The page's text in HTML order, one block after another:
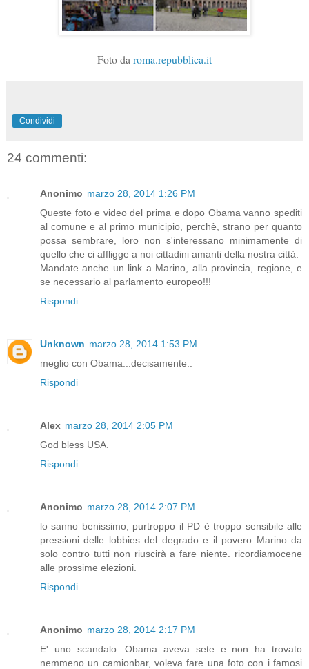
Foto da roma.repubblica.it
Condividi
24 commenti:
Anonimo marzo 28, 2014 1:26 PM
Queste foto e video del prima e dopo Obama vanno spediti
al comune e al primo municipio, perchè, strano per quanto
possa sembrare, loro non s'interessano minimamente di
quello che ci affligge a noi cittadini amanti della nostra città.
Mandate anche un link a Marino, alla provincia, regione, e
se necessario al parlamento europeo!!!
Rispondi
Unknown marzo 28, 2014 1:53 PM
meglio con Obama...decisamente..
Rispondi
Alex marzo 28, 2014 2:05 PM
God bless USA.
Rispondi
Anonimo marzo 28, 2014 2:07 PM
lo sanno benissimo, purtroppo il PD è troppo sensibile alle
pressioni delle lobbies del degrado e il povero Marino da
solo contro tutti non riuscirà a fare niente. ricordiamocene
alle prossime elezioni.
Rispondi
Anonimo marzo 28, 2014 2:17 PM
E' uno scandalo. Obama aveva sete e non ha trovato
nemmeno un camionbar, voleva fare una foto con i famosi